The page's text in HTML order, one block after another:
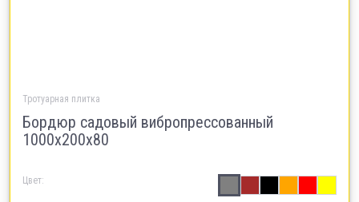
Тротуарная плитка
Бордюр садовый вибропрессованный
1000х200х80
Цвет: